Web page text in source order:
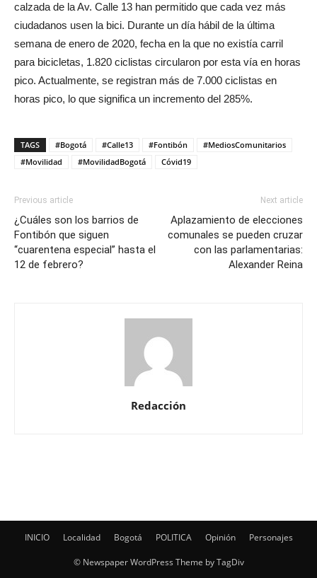
calzada de la Av. Calle 13 han permitido que cada vez más
ciudadanos usen la bici. Durante un día hábil de la última
semana de enero de 2020, fecha en la que no existía carril
para bicicletas, 1.820 ciclistas circularon por esta vía en horas
pico. Actualmente, se registran más de 7.000 ciclistas en
horas pico, lo que significa un incremento del 285%.
TAGS #Bogotá #Calle13 #Fontibón
#MediosComunitarios
#Movilidad
#MovilidadBogotá Cóvid19
Previous article
¿Cuáles son los barrios de
Fontibón que siguen
“cuarentena especial” hasta el
12 de febrero?
Next article
Aplazamiento de elecciones
comunales se pueden cruzar
con las parlamentarias:
Alexander Reina
Redacción
INICIO Localidad Bogotá POLITICA Opinión Personajes
© Newspaper WordPress Theme by TagDiv